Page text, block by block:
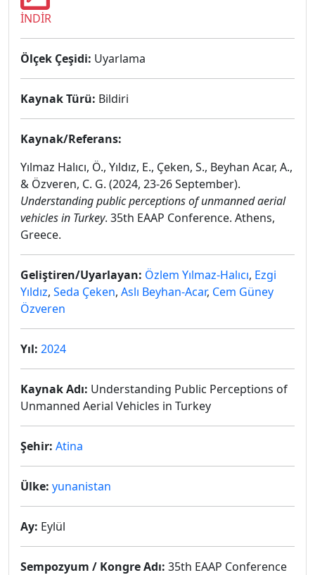
İNDİR
Ölçek Çeşidi: Uyarlama
Kaynak Türü: Bildiri
Kaynak/Referans:
Yılmaz Halıcı, Ö., Yıldız, E., Çeken, S., Beyhan Acar, A.,
& Özveren, C. G. (2024, 23-26 September).
Understanding public perceptions of unmanned aerial
vehicles in Turkey. 35th EAAP Conference. Athens,
Greece.
Geliştiren/Uyarlayan: Özlem Yılmaz-Halıcı, Ezgi
Yıldız, Seda Çeken, Aslı Beyhan-Acar, Cem Güney
Özveren
Yıl: 2024
Kaynak Adı: Understanding Public Perceptions of
Unmanned Aerial Vehicles in Turkey
Şehir: Atina
Ülke: yunanistan
Ay: Eylül
Sempozyum / Kongre Adı: 35th EAAP Conference